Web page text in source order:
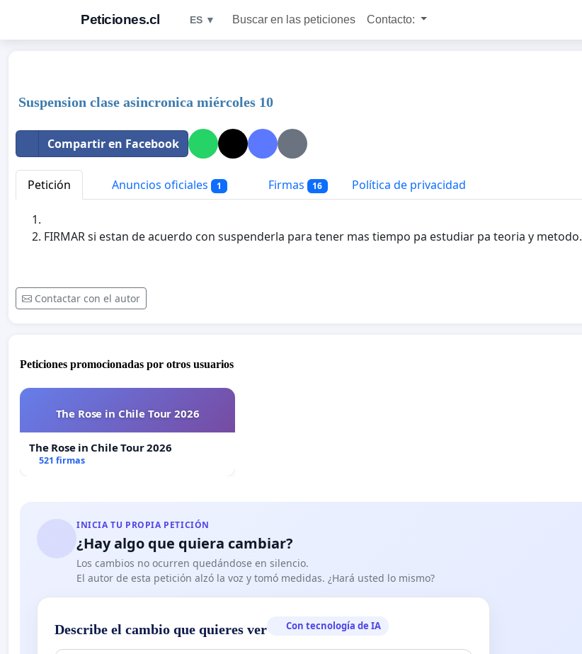
Peticiones.cl ES ▼ Buscar en las peticiones Contacto:
Suspension clase asincronica miércoles 10
Compartir en Facebook
Petición Anuncios oficiales 1 Firmas 16 Política de privacidad
FIRMAR si estan de acuerdo con suspenderla para tener mas tiempo pa estudiar pa teoria y metodo.
Contactar con el autor
Peticiones promocionadas por otros usuarios
The Rose in Chile Tour 2026
The Rose in Chile Tour 2026
521 firmas
INICIA TU PROPIA PETICIÓN
¿Hay algo que quiera cambiar?
Los cambios no ocurren quedándose en silencio.
El autor de esta petición alzó la voz y tomó medidas. ¿Hará usted lo mismo?
Describe el cambio que quieres ver Con tecnología de IA